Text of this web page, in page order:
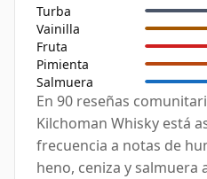
Turba
Vainilla
Fruta
Pimienta
Salmuera
En 90 reseñas
Kilchoman Whisky está
frecuencia a notas de
heno, ceniza y salmuera